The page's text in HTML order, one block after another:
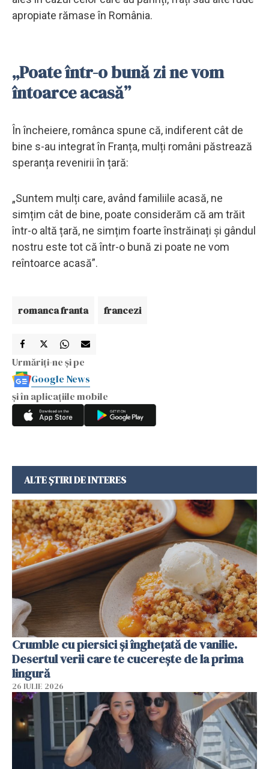
apropiate rămase în România.
„Poate într-o bună zi ne vom
întoarce acasă”
În încheiere, românca spune că, indiferent cât de
bine s-au integrat în Franța, mulți români păstrează
speranța revenirii în țară:
„Suntem mulți care, având familiile acasă, ne
simțim cât de bine, poate considerăm că am trăit
într-o altă țară, ne simțim foarte înstrăinați și gândul
nostru este tot că într-o bună zi poate ne vom
reîntoarce acasă”.
romanca franta francezi
Urmăriți-ne și pe
Google News
și în aplicațiile mobile
ALTE ȘTIRI DE INTERES
Crumble cu piersici și înghețată de vanilie.
Desertul verii care te cucerește de la prima
lingură
26 IULIE 2026